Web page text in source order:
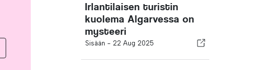
Irlantilaisen turistin
kuolema Algarvessa on
mysteeri
Sisään - 22 Aug 2025